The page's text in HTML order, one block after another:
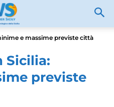
e massime previste città
Sicilia:
previste